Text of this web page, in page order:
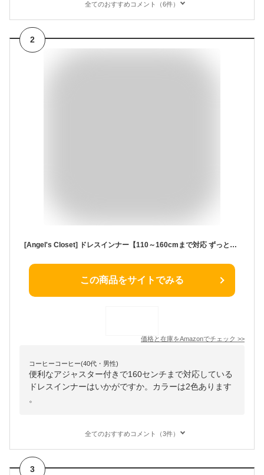
全てのおすすめコメント（6件）
2
[Angel's Closet] ドレスインナー【110～160cmまで対応 ずっと使える】 子ども 用 ジュニア 子供ドレス 下着 肩紐なし チューブトップ ベアトップ ドレスの下に着る 下着 肌着 アンダーウェア 発表会 結婚式 フォーマル 子供ドレス 用 [エンジェルス クローゼット] (ホワイト)
この商品をサイトでみる
価格と在庫をAmazonでチェック >>
コーヒーコーヒー(40代・男性)
便利なアジャスター付きで160センチまで対応している
ドレスインナーはいかがですか。カラーは2色あります
。
全てのおすすめコメント（3件）
3